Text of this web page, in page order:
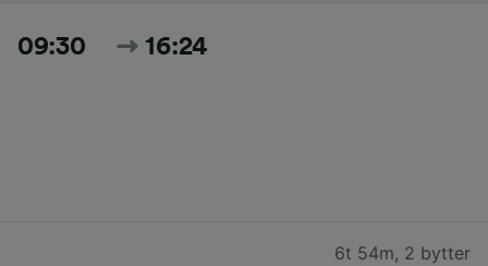
09:30 16:24
6t 54m, 2 bytter